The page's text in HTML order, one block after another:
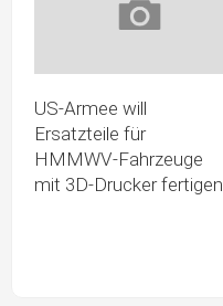
US-Armee will
Ersatzteile für
HMMWV-Fahrzeuge
mit 3D-Drucker fertigen